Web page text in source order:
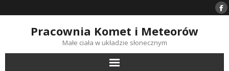
to
Pracownia Komet i Meteorów
Małe ciała w układzie słonecznym